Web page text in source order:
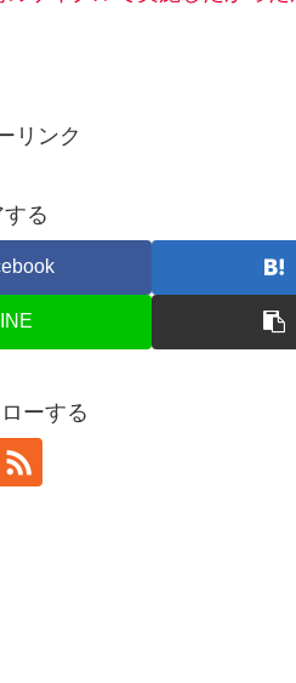
リンク
る
ーする